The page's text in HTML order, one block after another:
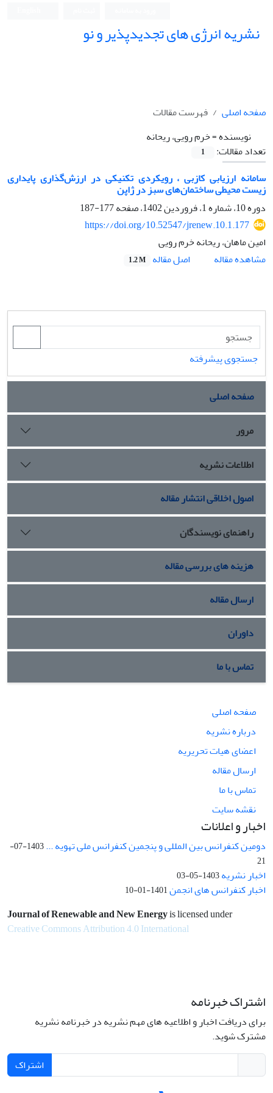
نشریه انرژی های تجدیدپذیر و نو
صفحه اصلی
فهرست مقالات
نویسنده =خرم رویی، ریحانه
تعداد مقالات:
1
سامانه ارزیابی کازبی ، رویکردی تکنیکی در ارزش‌گذاری پایداری
زیست محیطی ساختمان‌های سبز در ژاپن
دوره 10، شماره 1، فروردین 1402، صفحه
177-187
https://doi.org/10.52547/jrenew.10.1.177
امین ماهان، ریحانه خرم رویی
مشاهده مقاله
اصل مقاله 1.2 M
جستجوی پیشرفته
صفحه اصلی
مرور
اطلاعات نشریه
اصول اخلاقی انتشار مقاله
راهنمای نویسندگان
هزینه های بررسی مقاله
ارسال مقاله
داوران
تماس با ما
صفحه اصلی
درباره نشریه
اعضای هیات تحریریه
ارسال مقاله
تماس با ما
نقشه سایت
اخبار و اعلانات
دومین کنفرانس بین المللی و پنجمین کنفرانس ملی تهویه ...
1403-07-
21
اخبار نشریه1403-05-03
اخبار کنفرانس های انجمن1401-01-10
Journal of Renewable and New Energyis licensed under
Creative Commons Attribution 4.0 International
اشتراک خبرنامه
برای دریافت اخبار و اطلاعیه های مهم نشریه در خبرنامه نشریه
مشترک شوید.
اشتراک